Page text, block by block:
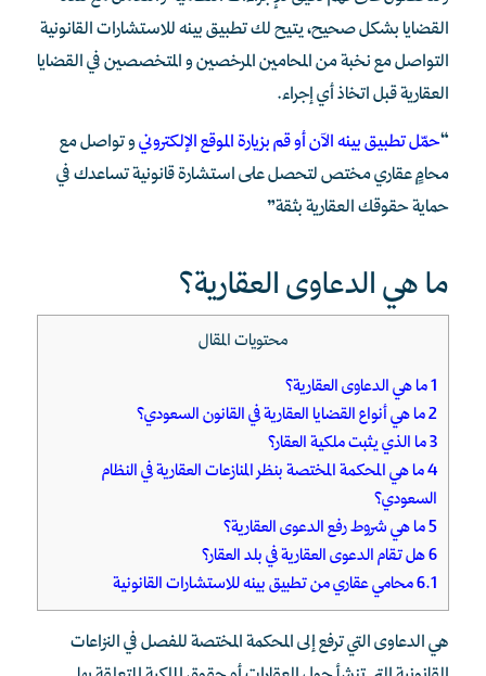
القضايا بشكل صحيح، يتيح لك تطبيق بينه للاستشارات القانونية
التواصل مع نخبة من المحامين المرخصين و المتخصصين في القضايا
العقارية قبل اتخاذ أي إجراء.
“حمّل تطبيق بينه الآن أو قم بزيارة الموقع الإلكترونيو تواصل مع
محامٍ عقاري مختص لتحصل على استشارة قانونية تساعدك في
حماية حقوقك العقارية بثقة”
ما هي الدعاوى العقارية؟
محتويات المقال
1ما هي الدعاوى العقارية؟
2ما هي أنواع القضايا العقارية في القانون السعودي؟
3ما الذي يثبت ملكية العقار؟
4ما هي المحكمة المختصة بنظر المنازعات العقارية في النظام
السعودي؟
5ما هي شروط رفع الدعوى العقارية؟
6هل تقام الدعوى العقارية في بلد العقار؟
6.1محامي عقاري من تطبيق بينه للاستشارات القانونية
هي الدعاوى التي ترفع إلى المحكمة المختصة للفصل في النزاعات